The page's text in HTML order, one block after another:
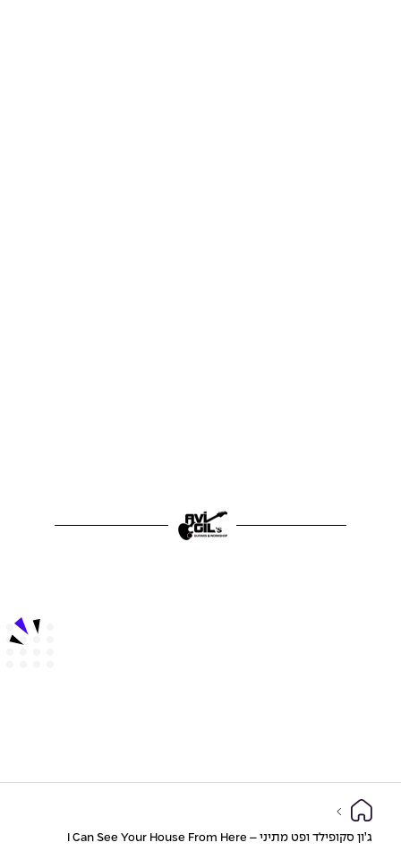
ג’ון סקופילד ופט מתיני – I Can See Your House From Here